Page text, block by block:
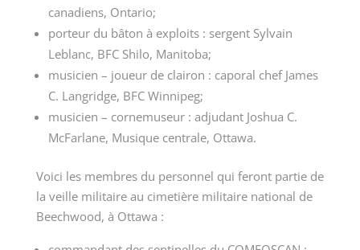
canadiens, Ontario;
porteur du bâton à exploits : sergent Sylvain
Leblanc, BFC Shilo, Manitoba;
musicien – joueur de clairon : caporal chef James
C. Langridge, BFC Winnipeg;
musicien – cornemuseur : adjudant Joshua C.
McFarlane, Musique centrale, Ottawa.
Voici les membres du personnel qui feront partie de
la veille militaire au cimetière militaire national de
Beechwood, à Ottawa :